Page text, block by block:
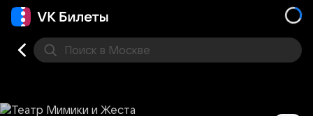
Поиск в Москве